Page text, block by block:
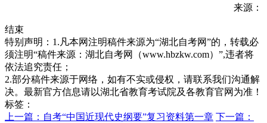
来源：
结束
特别声明：1.凡本网注明稿件来源为“湖北自考网”的，转载必
须注明“稿件来源：湖北自考网（www.hbzkw.com）”,违者将
依法追究责任；
2.部分稿件来源于网络，如有不实或侵权，请联系我们沟通解
决。最新官方信息请以湖北省教育考试院及各教育官网为准！
标签：
上一篇：自考“中国近现代史纲要”复习资料第一章 下一篇：